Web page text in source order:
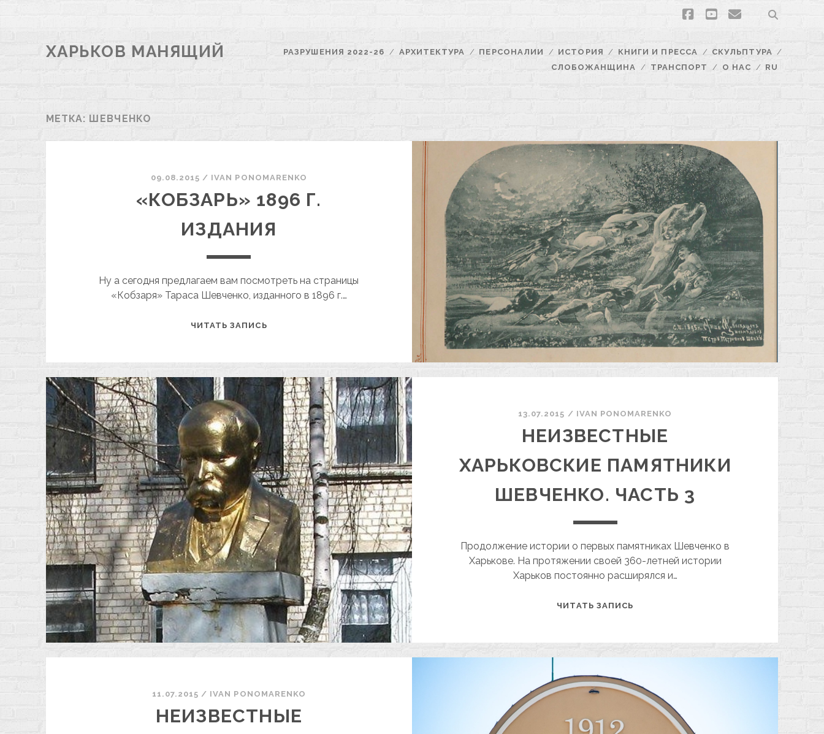
facebook
youtubeemail
ХАРЬКОВ МАНЯЩИЙ РАЗРУШЕНИЯ 2022-26 АРХИТЕКТУРА ПЕРСОНАЛИИ ИСТОРИЯ КНИГИ И ПРЕССА
СКУЛЬПТУРА
СЛОБОЖАНЩИНА
ТРАНСПОРТ О НАС RU
МЕТКА: ШЕВЧЕНКО
09.08.2015 / ІVAN PONOMARENKO
«КОБЗАРЬ» 1896 Г.
ИЗДАНИЯ
Ну а сегодня предлагаем вам посмотреть на страницы
«Кобзаря» Тараса Шевченко, изданного в 1896 г.…
ЧИТАТЬ ЗАПИСЬ«КОБЗАРЬ»
13.07.2015 / ІVAN PONOMARENKO
НЕИЗВЕСТНЫЕ
ХАРЬКОВСКИЕ ПАМЯТНИКИ
ШЕВЧЕНКО. ЧАСТЬ 3
Продолжение истории о первых памятниках Шевченко в
Харькове. На протяжении своей 360-летней истории
Харьков постоянно расширялся и…
ЧИТАТЬ ЗАПИСЬНЕИЗВЕСТНЫЕ
11.07.2015 / ІVAN PONOMARENKO
НЕИЗВЕСТНЫЕ